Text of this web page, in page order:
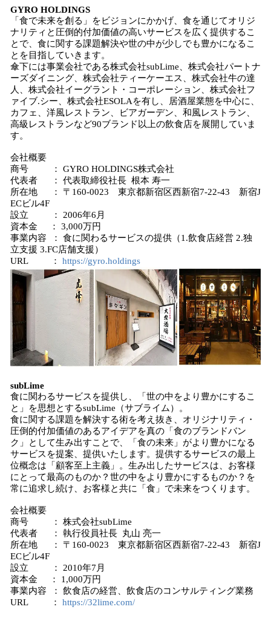
GYRO HOLDINGS
「食で未来を創る」をビジョンにかかげ、食を通じてオリジ
ナリティと圧倒的付加価値の高いサービスを広く提供するこ
とで、食に関する課題解決や世の中が少しでも豊かになるこ
とを目指していきます。
傘下には事業会社である株式会社subLime、株式会社パートナ
ーズダイニング、株式会社ティーケーエス、株式会社牛の達
人、株式会社イーグラント・コーポレーション、株式会社フ
ァイブ.シー、株式会社ESOLAを有し、居酒屋業態を中心に、
カフェ、洋風レストラン、ビアガーデン、和風レストラン、
高級レストランなど90ブランド以上の飲食店を展開していま
す。
会社概要
商号 ： GYRO HOLDINGS株式会社
代表者 ： 代表取締役社長 根本 寿一
所在地 ： 〒160-0023 東京都新宿区西新宿7-22-43 新宿J
ECビル4F
設立 ： 2006年6月
資本金 ： 3,000万円
事業内容 ： 食に関わるサービスの提供（1.飲食店経営 2.独
立支援 3.FC店舗支援）
URL ： https://gyro.holdings
subLime
食に関わるサービスを提供し、「世の中をより豊かにするこ
と」を思想とするsubLime（サブライム）。
食に関する課題を解決する術を考え抜き、オリジナリティ・
圧倒的付加価値のあるアイデアを真の「食のブランドバン
ク」として生み出すことで、「食の未来」がより豊かになる
サービスを提案、提供いたします。提供するサービスの最上
位概念は「顧客至上主義」。生み出したサービスは、お客様
にとって最高のものか？世の中をより豊かにするものか？を
常に追求し続け、お客様と共に「食」で未来をつくります。
会社概要
商号 ： 株式会社subLime
代表者 ： 執行役員社長 丸山 亮一
所在地 ： 〒160-0023 東京都新宿区西新宿7-22-43 新宿J
ECビル4F
設立 ： 2010年7月
資本金 ： 1,000万円
事業内容 ： 飲食店の経営、飲食店のコンサルティング業務
URL ： https://32lime.com/